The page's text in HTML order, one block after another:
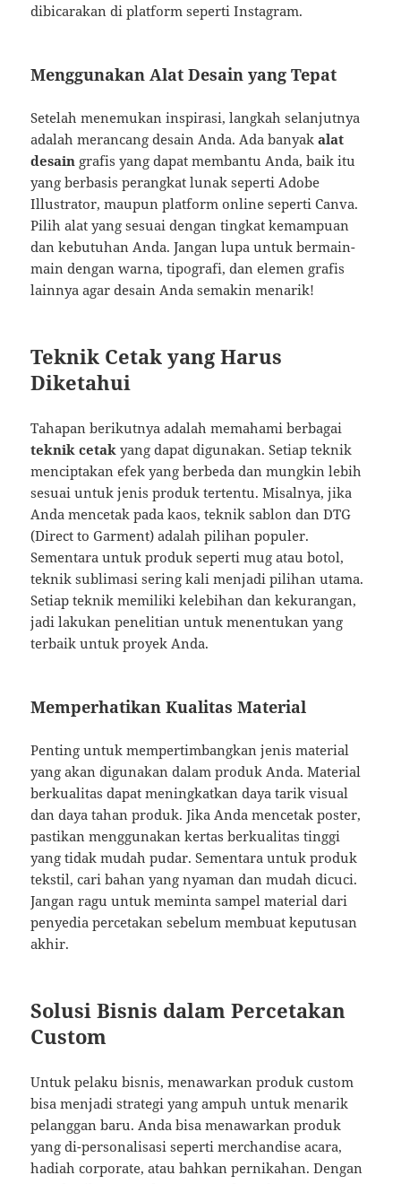
dibicarakan di platform seperti Instagram.
Menggunakan Alat Desain yang Tepat
Setelah menemukan inspirasi, langkah selanjutnya
adalah merancang desain Anda. Ada banyakalat
desain grafis yang dapat membantu Anda, baik itu
yang berbasis perangkat lunak seperti Adobe
Illustrator, maupun platform online seperti Canva.
Pilih alat yang sesuai dengan tingkat kemampuan
dan kebutuhan Anda. Jangan lupa untuk bermain-
main dengan warna, tipografi, dan elemen grafis
lainnya agar desain Anda semakin menarik!
Teknik Cetak yang Harus
Diketahui
Tahapan berikutnya adalah memahami berbagai
teknik cetak yang dapat digunakan. Setiap teknik
menciptakan efek yang berbeda dan mungkin lebih
sesuai untuk jenis produk tertentu. Misalnya, jika
Anda mencetak pada kaos, teknik sablon dan DTG
(Direct to Garment) adalah pilihan populer.
Sementara untuk produk seperti mug atau botol,
teknik sublimasi sering kali menjadi pilihan utama.
Setiap teknik memiliki kelebihan dan kekurangan,
jadi lakukan penelitian untuk menentukan yang
terbaik untuk proyek Anda.
Memperhatikan Kualitas Material
Penting untuk mempertimbangkan jenis material
yang akan digunakan dalam produk Anda. Material
berkualitas dapat meningkatkan daya tarik visual
dan daya tahan produk. Jika Anda mencetak poster,
pastikan menggunakan kertas berkualitas tinggi
yang tidak mudah pudar. Sementara untuk produk
tekstil, cari bahan yang nyaman dan mudah dicuci.
Jangan ragu untuk meminta sampel material dari
penyedia percetakan sebelum membuat keputusan
akhir.
Solusi Bisnis dalam Percetakan
Custom
Untuk pelaku bisnis, menawarkan produk custom
bisa menjadi strategi yang ampuh untuk menarik
pelanggan baru. Anda bisa menawarkan produk
yang di-personalisasi seperti merchandise acara,
hadiah corporate, atau bahkan pernikahan. Dengan